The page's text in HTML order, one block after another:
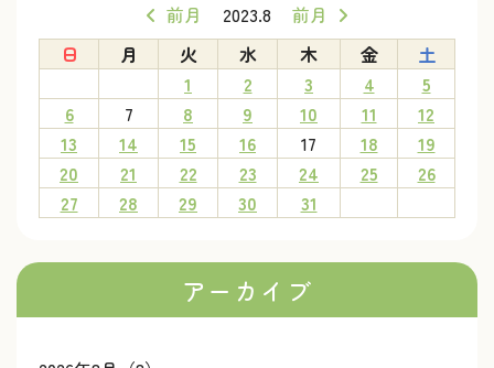
前月 2023.8
前月
日
月 火 水 木 金
土
1
2 3 4
5
6
7 8 9 10 11
12
13
14 15 16 17 18
19
20
21 22 23 24 25
26
27
28 29 30 31
アーカイブ